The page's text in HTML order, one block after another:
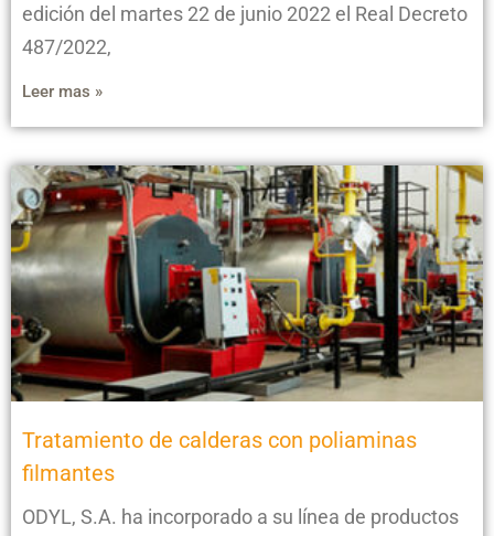
edición del martes 22 de junio 2022 el Real Decreto
487/2022,
Leer mas »
Tratamiento de calderas con poliaminas
filmantes
ODYL, S.A. ha incorporado a su línea de productos